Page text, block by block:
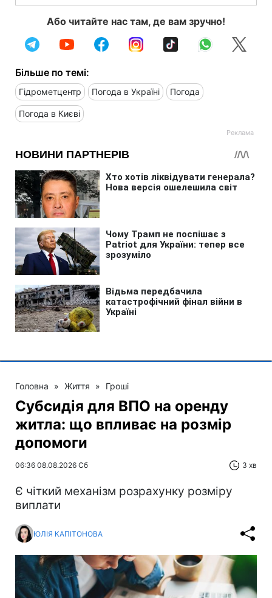
Або читайте нас там, де вам зручно!
Більше по темі:
Гідрометцентр Погода в Україні Погода
Погода в Києві
Головна » Життя » Гроші
Субсидія для ВПО на оренду
житла: що впливає на розмір
допомоги
06:36 08.08.2026 Сб 3 хв
Є чіткий механізм розрахунку розміру
виплати
ЮЛІЯ КАПІТОНОВА